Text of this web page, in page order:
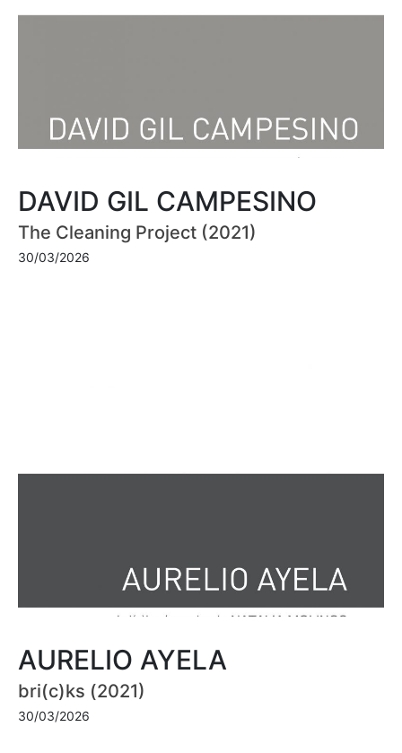
DAVID GIL CAMPESINO
The Cleaning Project (2021)
30/03/2026
AURELIO AYELA
bri(c)ks (2021)
30/03/2026